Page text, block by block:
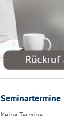
Seminartermine